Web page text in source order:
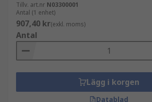
Tillv. art.nr N03300001
Antal (1 enhet)
907,40 kr(exkl. moms)
Antal
Lägg i korgen
Datablad